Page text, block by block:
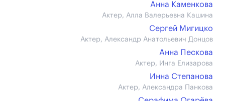
Анна Каменкова
Актер, Алла Валерьевна Кашина
Сергей Мигицко
Актер, Александр Анатольевич Донцов
Анна Пескова
Актер, Инга Елизарова
Инна Степанова
Актер, Александра Панкова